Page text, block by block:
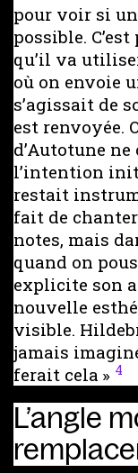
pour voir si
possible.
qu’il va
où on envoie
s’agissait de
est renvoyée.
d’Autotune
l’intention
restait
fait de
notes, mais
quand on
explicite son
nouvelle
visible.
jamais
ferait cela » 4
L’angle